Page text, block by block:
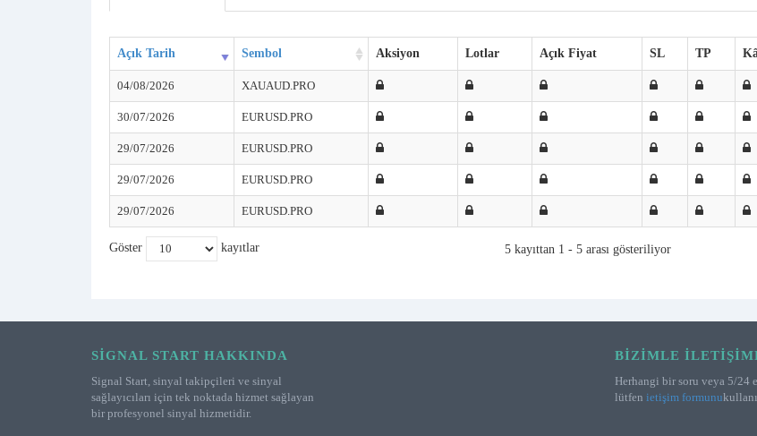
Açık Tarih Sembol Aksiyon Lotlar Açık Fiyat SL TP
04/08/2026 XAUAUD.PRO
30/07/2026 EURUSD.PRO
29/07/2026 EURUSD.PRO
29/07/2026 EURUSD.PRO
29/07/2026 EURUSD.PRO
Göster kayıtlar 5 kayıttan 1 - 5 arası gösteriliyor
SIGNAL START HAKKINDA
Signal Start, sinyal takipçileri ve sinyal
sağlayıcıları için tek noktada hizmet sağlayan
bir profesyonel sinyal hizmetidir.
BIZIMLE
Herhangi bir soru veya 5/24
lütfen ietişim formunu